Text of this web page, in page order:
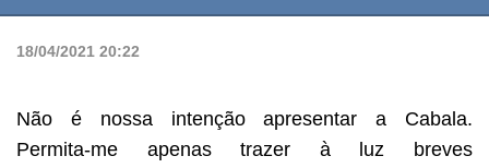
18/04/2021 20:22
Não é nossa intenção apresentar a Cabala.
Permita-me apenas trazer à luz breves